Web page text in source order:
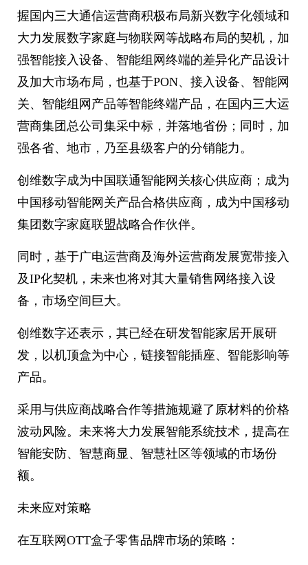
握国内三大通信运营商积极布局新兴数字化领域和
大力发展数字家庭与物联网等战略布局的契机，加
强智能接入设备、智能组网终端的差异化产品设计
及加大市场布局，也基于PON、接入设备、智能网
关、智能组网产品等智能终端产品，在国内三大运
营商集团总公司集采中标，并落地省份；同时，加
强各省、地市，乃至县级客户的分销能力。
创维数字成为中国联通智能网关核心供应商；成为
中国移动智能网关产品合格供应商，成为中国移动
集团数字家庭联盟战略合作伙伴。
同时，基于广电运营商及海外运营商发展宽带接入
及IP化契机，未来也将对其大量销售网络接入设
备，市场空间巨大。
创维数字还表示，其已经在研发智能家居开展研
发，以机顶盒为中心，链接智能插座、智能影响等
产品。
采用与供应商战略合作等措施规避了原材料的价格
波动风险。未来将大力发展智能系统技术，提高在
智能安防、智慧商显、智慧社区等领域的市场份
额。
未来应对策略
在互联网OTT盒子零售品牌市场的策略：